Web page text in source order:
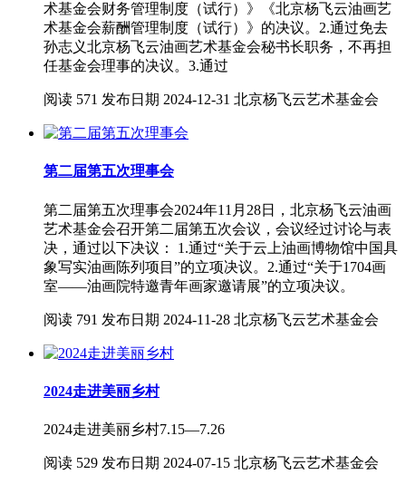
术基金会财务管理制度（试行）》《北京杨飞云油画艺
术基金会薪酬管理制度（试行）》的决议。2.通过免去
孙志义北京杨飞云油画艺术基金会秘书长职务，不再担
任基金会理事的决议。3.通过
阅读 571 发布日期 2024-12-31 北京杨飞云艺术基金会
第二届第五次理事会
第二届第五次理事会2024年11月28日，北京杨飞云油画
艺术基金会召开第二届第五次会议，会议经过讨论与表
决，通过以下决议： 1.通过“关于云上油画博物馆中国具
象写实油画陈列项目”的立项决议。2.通过“关于1704画
室——油画院特邀青年画家邀请展”的立项决议。
阅读 791 发布日期 2024-11-28 北京杨飞云艺术基金会
2024走进美丽乡村
2024走进美丽乡村7.15—7.26
阅读 529 发布日期 2024-07-15 北京杨飞云艺术基金会